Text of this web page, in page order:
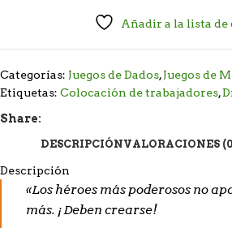
Añadir a la lista de
Categorías: Juegos de Dados,Juegos de
Etiquetas: Colocación de trabajadores,
Share:
DESCRIPCIÓNVALORACIONES
Descripción
«Los héroes más poderosos no
más. ¡Deben crearse!